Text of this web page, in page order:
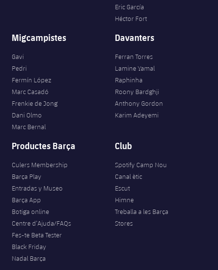
Eric García
Héctor Fort
Migcampistes
Gavi
Pedri
Fermín López
Marc Casadó
Frenkie de Jong
Dani Olmo
Marc Bernal
Davanters
Ferran Torres
Lamine Yamal
Raphinha
Roony Bardghji
Anthony Gordon
Karim Adeyemi
Productes Barça
Culers Membership
Barça Play
Entradas y Museo
Barça App
Botiga online
Centre d’Ajuda/FAQs
Fes-te Beta Tester
Black Friday
Nadal Barça
Club
Spotify Camp Nou
Canal ètic
Escut
Himne
Treballa a les Barça
Stores